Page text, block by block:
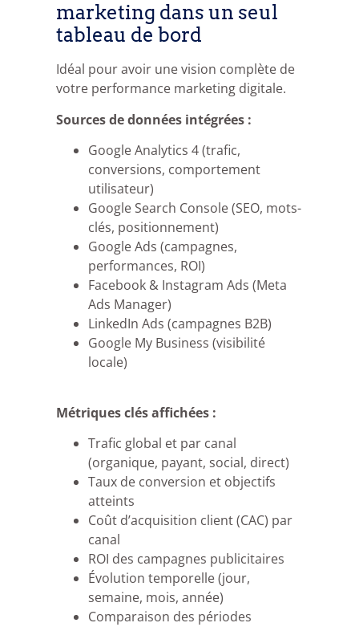
marketing dans un seul
tableau de bord
Idéal pour avoir une vision complète de
votre performance marketing digitale.
Sources de données intégrées :
Google Analytics 4 (trafic,
conversions, comportement
utilisateur)
Google Search Console (SEO, mots-
clés, positionnement)
Google Ads (campagnes,
performances, ROI)
Facebook & Instagram Ads (Meta
Ads Manager)
LinkedIn Ads (campagnes B2B)
Google My Business (visibilité
locale)
Métriques clés affichées :
Trafic global et par canal
(organique, payant, social, direct)
Taux de conversion et objectifs
atteints
Coût d’acquisition client (CAC) par
canal
ROI des campagnes publicitaires
Évolution temporelle (jour,
semaine, mois, année)
Comparaison des périodes